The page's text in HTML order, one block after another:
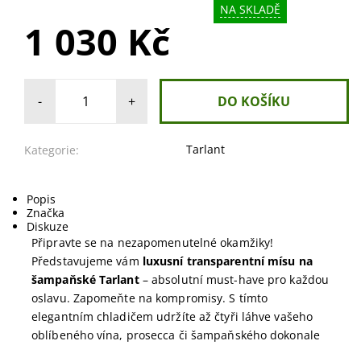
NA SKLADĚ
1 030 Kč
- +
Kategorie: Tarlant
Popis
Značka
Diskuze
Připravte se na nezapomenutelné okamžiky!
Představujeme vám luxusní transparentní mísu na
šampaňské Tarlant– absolutní must-have pro každou
oslavu. Zapomeňte na kompromisy. S tímto
elegantním chladičem udržíte až čtyři láhve vašeho
oblíbeného vína, prosecca či šampaňského dokonale